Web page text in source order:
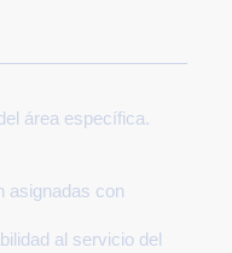
área específica.
asignadas con
al servicio del